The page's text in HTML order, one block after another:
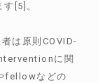
[5]。
は原則COVID-
に関
fellowなどの